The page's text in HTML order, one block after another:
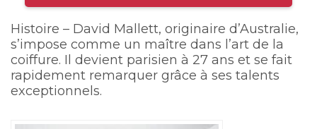
Histoire – David Mallett, originaire d’Australie,
s’impose comme un maître dans l’art de la
coiffure. Il devient parisien à 27 ans et se fait
rapidement remarquer grâce à ses talents
exceptionnels.